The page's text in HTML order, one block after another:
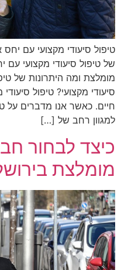
טיפול סיעודי מקצועי עם
של טיפול סיעודי מקצועי
מומלצת ומה היתרונות של
סיעודי מקצועי? טיפול
חיים. כאשר אנו מדברים על
למגוון רחב של […]
כיצד לבחור
מומלצת